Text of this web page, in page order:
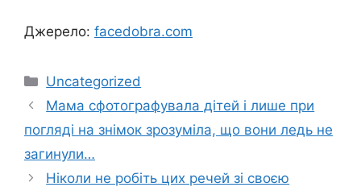
Джерело: facedobra.com
Категорії
Uncategorized
Мама сфотографувала дітей і лише при
погляді на знімок зрозуміла, що вони ледь не
загинули…
Ніколи не робіть цих речей зі своєю